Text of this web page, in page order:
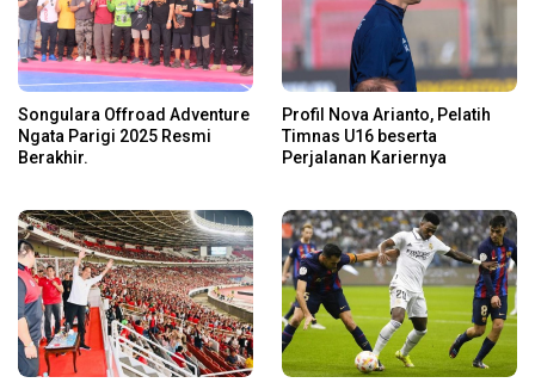
Songulara Offroad Adventure
Ngata Parigi 2025 Resmi
Berakhir.
Profil Nova Arianto, Pelatih
Timnas U16 beserta
Perjalanan Kariernya